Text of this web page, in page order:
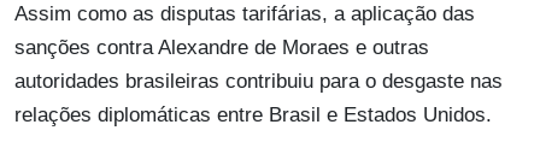
Assim como as disputas tarifárias, a aplicação das
sanções contra Alexandre de Moraes e outras
autoridades brasileiras contribuiu para o desgaste nas
relações diplomáticas entre Brasil e Estados Unidos.